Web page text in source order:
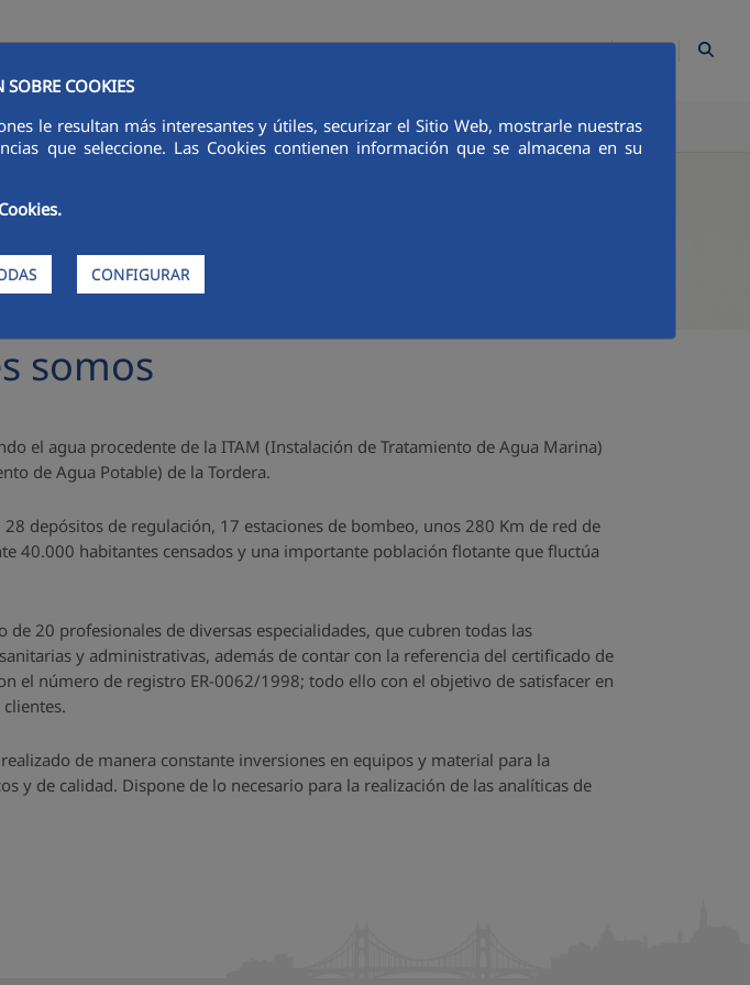
COOKIES
le resultan más interesantes y útiles, securizar el Sitio Web, mostrarle nuestras
que seleccione. Las Cookies contienen información que se almacena en su
CONFIGURAR
SOSTENIBILIDAD ÉTICA E INTEGRIDAD COMUNICACIÓN
somos
el agua procedente de la ITAM (Instalación de Tratamiento de Agua Marina)
de Agua Potable) de la Tordera.
depósitos de regulación, 17 estaciones de bombeo, unos 280 Km de red de
40.000 habitantes censados y una importante población flotante que fluctúa
de 20 profesionales de diversas especialidades, que cubren todas las
y administrativas, además de contar con la referencia del certificado de
el número de registro ER-0062/1998; todo ello con el objetivo de satisfacer en
de manera constante inversiones en equipos y material para la
y de calidad. Dispone de lo necesario para la realización de las analíticas de